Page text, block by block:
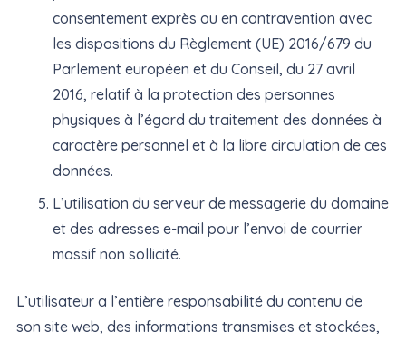
consentement exprès ou en contravention avec
les dispositions du Règlement (UE) 2016/679 du
Parlement européen et du Conseil, du 27 avril
2016, relatif à la protection des personnes
physiques à l’égard du traitement des données à
caractère personnel et à la libre circulation de ces
données.
L’utilisation du serveur de messagerie du domaine
et des adresses e-mail pour l’envoi de courrier
massif non sollicité.
L’utilisateur a l’entière responsabilité du contenu de
son site web, des informations transmises et stockées,